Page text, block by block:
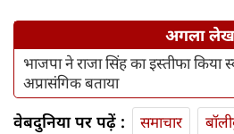
अगला लेख
भाजपा ने राजा सिंह का इस्तीफा किया
अप्रासंगिक बताया
वेबदुनिया पर पढ़ें : समाचार